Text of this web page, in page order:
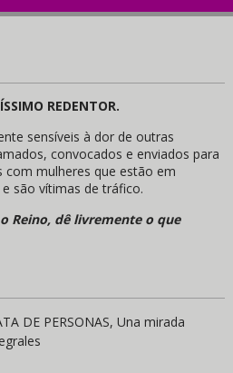
REDENTOR.
sensíveis à dor de outras
convocados e enviados para
mulheres que estão em
e são vítimas de tráfico.
Reino, dê livremente o que
DE PERSONAS, Una mirada